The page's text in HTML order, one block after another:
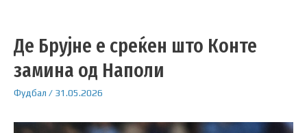
Де Брујне е среќен што Конте
замина од Наполи
Фудбал / 31.05.2026